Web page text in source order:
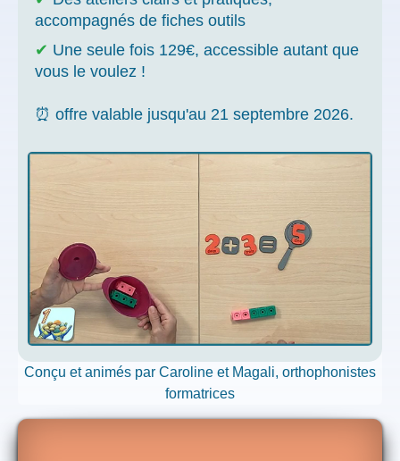
accompagnés de fiches outils
✔ Une seule fois 129€, accessible autant que
vous le voulez !
⏰ offre valable jusqu'au 21 septembre 2026.
Conçu et animés par Caroline et Magali, orthophonistes
formatrices